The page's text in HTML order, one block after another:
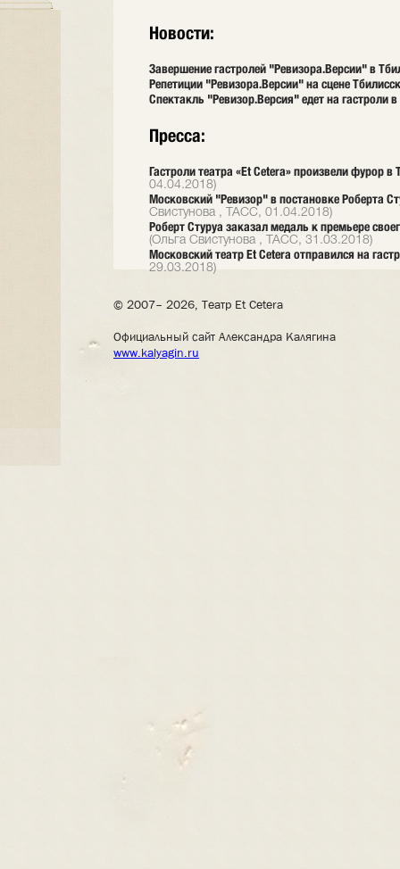
Новости:
Завершение гастролей "Ревизора.Версии" в
Репетиции "Ревизора.Версии" на сцене
Спектакль "Ревизор.Версия" едет на гастроли
Пресса:
Гастроли театра «Et Сetera» произвели фурор в
04.04.2018)
Московский "Ревизор" в постановке Роберта
Свистунова , ТАСС, 01.04.2018)
Роберт Стуруа заказал медаль к премьере
(Ольга Свистунова , ТАСС, 31.03.2018)
Московский театр Et Cetera отправился на
29.03.2018)
© 2007– 2026, Театр Et Cetera
Официальный сайт Александра Калягина
www.kalyagin.ru